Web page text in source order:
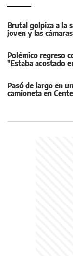
Brutal golpiza a la
joven y las
Polémico regreso
"Estaba acostado
Pasó de largo en
camioneta en